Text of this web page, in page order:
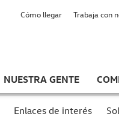
NUESTRA GENTE
Cómo llegar Trabaja con
Enlaces de interés